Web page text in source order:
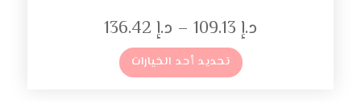
د.إ – د.إ
تحديد أحد الخيارات